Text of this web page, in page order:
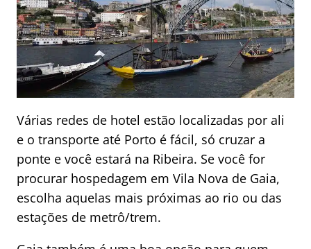
Várias redes de hotel estão localizadas por ali
e o transporte até Porto é fácil, só cruzar a
ponte e você estará na Ribeira. Se você for
procurar hospedagem em Vila Nova de Gaia,
escolha aquelas mais próximas ao rio ou das
estações de metrô/trem.